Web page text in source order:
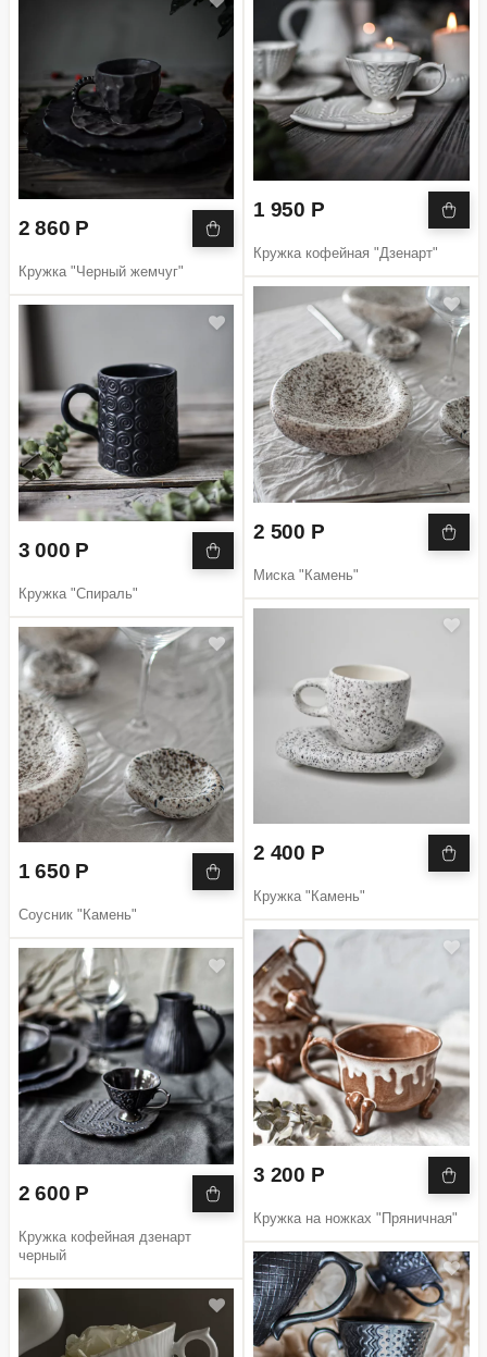
2 860 Р
Кружка "Черный жемчуг"
3 000 Р
Кружка "Спираль"
1 650 Р
Соусник "Камень"
2 600 Р
Кружка кофейная дзенарт
черный
1 950 Р
Кружка кофейная "Дзенарт"
2 500 Р
Миска "Камень"
2 400 Р
Кружка "Камень"
3 200 Р
Кружка на ножках "Пряничная"